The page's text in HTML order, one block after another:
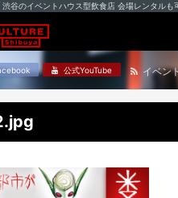
渋谷のイベントハウス型飲食店 会場レンタルも
公式YouTube イベン